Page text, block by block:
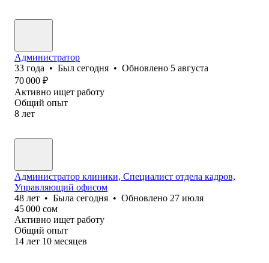
Администратор
33 года • Был сегодня • Обновлено 5 августа
70 000 ₽
Активно ищет работу
Общий опыт
8 лет
Администратор клиники, Специалист отдела кадров,
Управляющий офисом
48 лет • Была сегодня • Обновлено 27 июля
45 000 сом
Активно ищет работу
Общий опыт
14 лет 10 месяцев